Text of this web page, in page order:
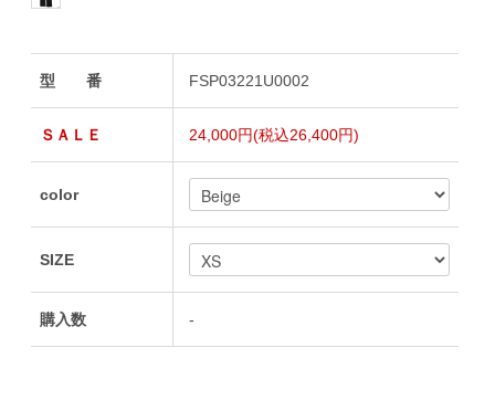
型 番 FSP03221U0002
ＳＡＬＥ 24,000円(税込26,400円)
color
SIZE
購入数 -